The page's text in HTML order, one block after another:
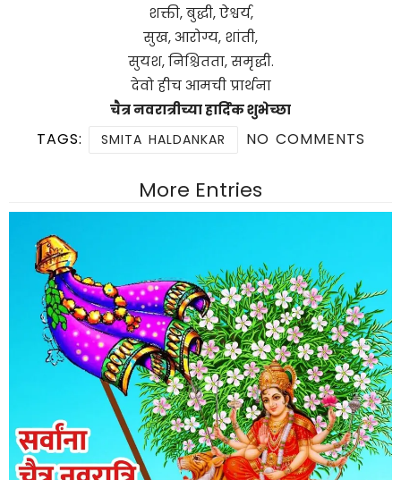
शक्ती, बुद्धी, ऐश्वर्य,
सुख, आरोग्य, शांती,
सुयश, निश्चितता, समृद्धी.
देवो हीच आमची प्रार्थना
चैत्र नवरात्रीच्या हार्दिक शुभेच्छा
TAGS: SMITA HALDANKAR NO COMMENTS
More Entries